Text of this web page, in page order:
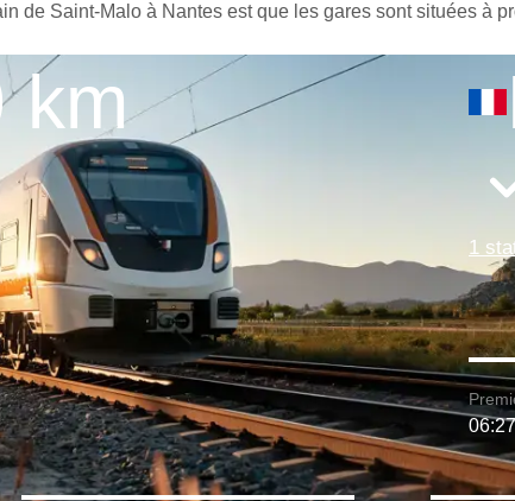
de Saint-Malo à Nantes est que les gares sont situées à
km
1
06:27